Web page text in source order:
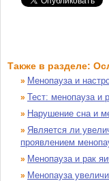
Также в разделе:
» Менопауза и
» Тест: менопауза и
» Нарушение сна и
» Является ли
проявлением
» Менопауза и рак
» Менопауза